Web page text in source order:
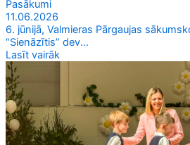
Pasākumi
11.06.2026
6. jūnijā, Valmieras Pārgaujas
“Sienāzītis” dev...
Lasīt vairāk